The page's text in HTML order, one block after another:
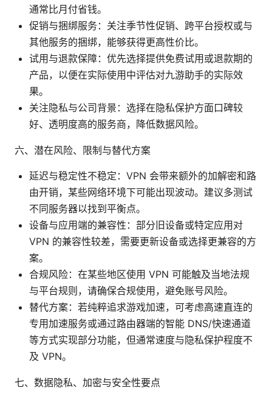
通常比月付省钱。
促销与捆绑服务：关注季节性促销、跨平台授权或与
其他服务的捆绑，能够获得更高性价比。
试用与退款保障：优先选择提供免费试用或退款期的
产品，以便在实际使用中评估对九游助手的实际效
果。
关注隐私与公司背景：选择在隐私保护方面口碑较
好、透明度高的服务商，降低数据风险。
六、潜在风险、限制与替代方案
延迟与稳定性不稳定：VPN 会带来额外的加解密和路
由开销，某些网络环境下可能出现波动。建议多测试
不同服务器以找到平衡点。
设备与应用端的兼容性：部分旧设备或特定应用对
VPN 的兼容性较差，需要更新设备或选择更兼容的方
案。
合规风险：在某些地区使用 VPN 可能触及当地法规
与平台规则，请确保合规使用，避免账号风险。
替代方案：若纯粹追求游戏加速，可考虑高速直连的
专用加速服务或通过路由器端的智能 DNS/快速通道
等方式实现部分功能，但通常速度与隐私保护程度不
及 VPN。
七、数据隐私、加密与安全性要点